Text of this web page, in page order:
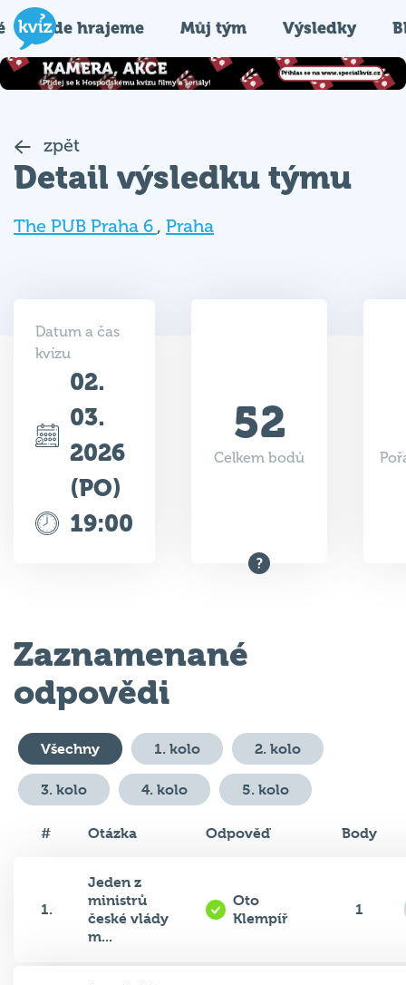
Kde hrajeme Můj tým Výsledky
zpět
Detail výsledku týmu
The PUB Praha 6 , Praha
Datum a čas
kvízu
02.
03.
2026
(PO)
19:00
52
Celkem bodů
Zaznamenané
odpovědi
Všechny 1. kolo 2. kolo
3. kolo 4. kolo 5. kolo
# Otázka Odpověď Body
1.
Jeden z
ministrů
české vlády
m...
Oto
Klempíř
1